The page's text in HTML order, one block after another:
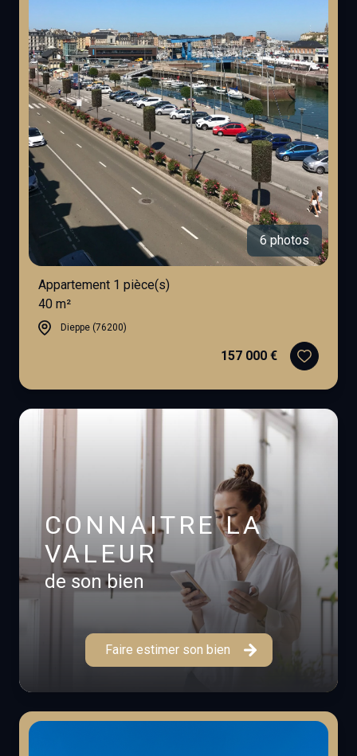
6 photos
Appartement 1 pièce(s)
40 m²
Dieppe (76200)
157 000 €
CONNAITRE LA
VALEUR
de son bien
Faire estimer son bien